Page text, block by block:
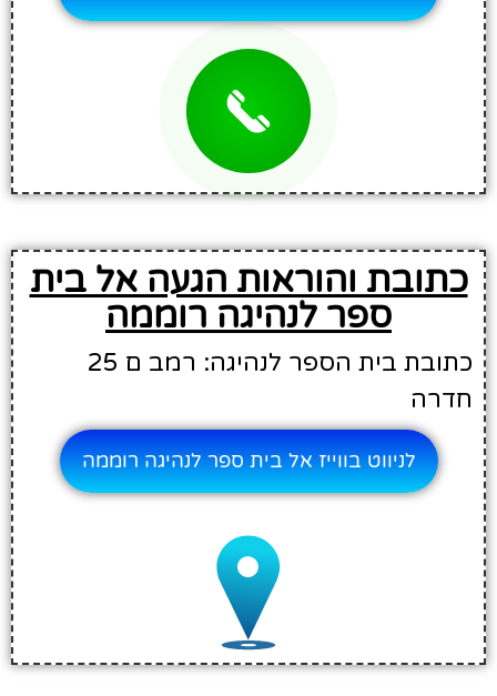
כתובת והוראות הגעה אל בית
ספר לנהיגה רוממה
כתובת בית הספר לנהיגה: רמב ם 25
חדרה
לניווט בווייז אל בית ספר לנהיגה רוממה